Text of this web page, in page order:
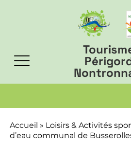
Accueil » Loisirs & Activités
d’eau communal de